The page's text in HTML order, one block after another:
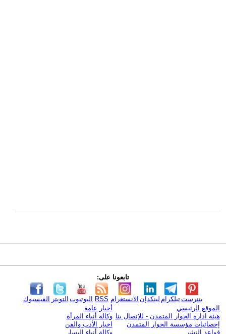
تابعونا على:
الفيسبوك التويتر اليوتيوب RSS الانستغرام لينكدإن تيلكرامبنترست
الموقع الرئيسي
هيئة ادارة الحوار المتمدن - للإتصال بنا
إحصائيات مؤسسة الحوار المتمدن
قواعد النشر
أخبار عامة
وكالة أنباء المرأة
اخبار الأدب والفن
وكالة أنباء اليسار